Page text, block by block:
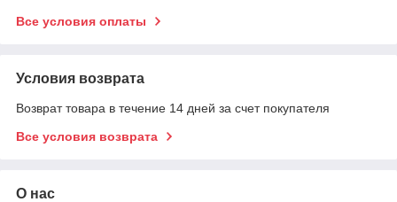
Все условия оплаты
Условия возврата
Возврат товара в течение 14 дней за счет покупателя
Все условия возврата
О нас